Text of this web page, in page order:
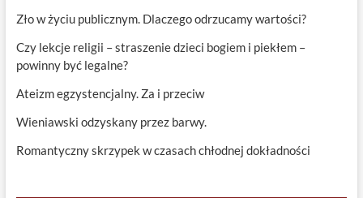
Zło w życiu publicznym. Dlaczego odrzucamy wartości?
Czy lekcje religii – straszenie dzieci bogiem i piekłem –
powinny być legalne?
Ateizm egzystencjalny. Za i przeciw
Wieniawski odzyskany przez barwy.
Romantyczny skrzypek w czasach chłodnej dokładności